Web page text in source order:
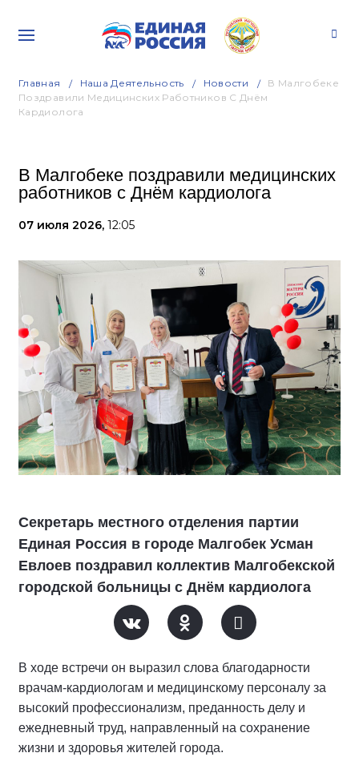
Главная Наша Деятельность Новости
В Малгобеке
Поздравили Медицинских Работников С Днём
Кардиолога
В Малгобеке поздравили медицинских
работников с Днём кардиолога
07 июля 2026, 12:05
Секретарь местного отделения партии
Единая Россия в городе Малгобек Усман
Евлоев поздравил коллектив Малгобекской
городской больницы с Днём кардиолога
В ходе встречи он выразил слова благодарности
врачам-кардиологам и медицинскому персоналу за
высокий профессионализм, преданность делу и
ежедневный труд, направленный на сохранение
жизни и здоровья жителей города.